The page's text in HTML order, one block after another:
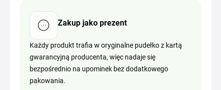
Zakup jako prezent
Każdy produkt trafia w oryginalne pudełko z kartą
gwarancyjną producenta, więc nadaje się
bezpośrednio na upominek bez dodatkowego
pakowania.